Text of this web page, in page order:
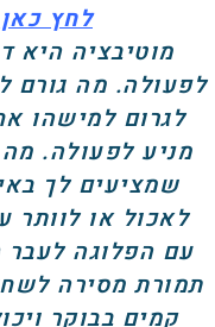
לחץ
מוטיבציה היא
לפעולה. מה גורם
לגרום למישהו
מניע לפעולה.
שמציעים לך
לאכול או
עם הפלוגה לעבר
תמורת מסירה
קמים בבוקר